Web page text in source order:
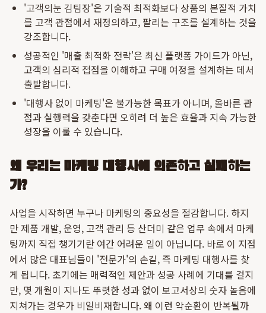
'고객의눈 김팀장'은 기술적 최적화보다 상품의 본질적 가치
를 고객 관점에서 재정의하고, 팔리는 구조를 설계하는 것을
강조합니다.
성공적인 '매출 최적화 전략'은 최신 플랫폼 가이드가 아닌,
고객의 심리적 접점을 이해하고 구매 여정을 설계하는 데서
출발합니다.
'대행사 없이 마케팅'은 불가능한 목표가 아니며, 올바른 관
점과 실행력을 갖춘다면 오히려 더 높은 효율과 지속 가능한
성장을 이룰 수 있습니다.
왜 우리는 마케팅 대행사에 의존하고 실패하는
가?
사업을 시작하면 누구나 마케팅의 중요성을 절감합니다. 하지
만 제품 개발, 운영, 고객 관리 등 산더미 같은 업무 속에서 마케
팅까지 직접 챙기기란 여간 어려운 일이 아닙니다. 바로 이 지점
에서 많은 대표님들이 '전문가'의 손길, 즉 마케팅 대행사를 찾
게 됩니다. 초기에는 매력적인 제안과 성공 사례에 기대를 걸지
만, 몇 개월이 지나도 뚜렷한 성과 없이 보고서상의 숫자 놀음에
지쳐가는 경우가 비일비재합니다. 왜 이런 악순환이 반복될까